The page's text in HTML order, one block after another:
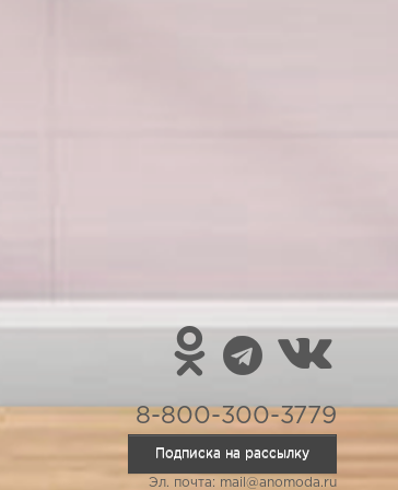
8-800-300-3779
Подписка на рассылку
Эл. почта: mail@anomoda.ru